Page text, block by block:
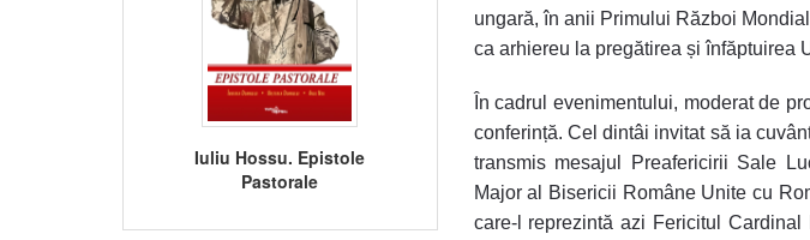
Iuliu Hossu. Epistole
Pastorale
ungară, în anii Primului Război
ca arhiereu la pregătirea și înfăptuirea
În cadrul evenimentului, moderat de
conferință. Cel dintâi invitat să ia
transmis mesajul Preafericirii Sale
Major al Bisericii Române Unite cu
care-l reprezintă azi Fericitul